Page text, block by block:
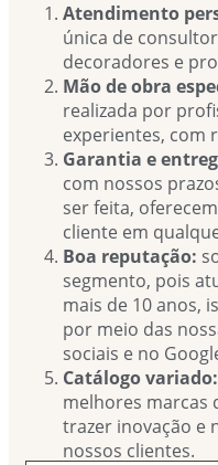
Atendimento
única de
decoradores e
Mão de obra
realizada por
experientes, com
Garantia e
com nossos
ser feita,
cliente em
Boa reputação:
segmento, pois
mais de 10 anos,
por meio das
sociais e no
Catálogo variado:
melhores marcas
trazer inovação e
nossos clientes.